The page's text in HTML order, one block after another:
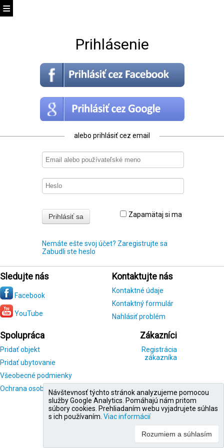
Prihlásenie
alebo prihlásiť cez email
Zapamätaj si ma
Nemáte ešte svoj účet? Zaregistrujte sa
Zabudli ste heslo
Sledujte nás
Facebook
YouTube
Kontaktujte nás
Kontaktné údaje
Kontaktný formulár
Nahlásiť problém
Spolupráca
Pridať objekt
Pridať ubytovanie
Všeobecné podmienky
Ochrana osobných údajov
Zákazníci
Registrácia
zákazníka
Návštevnosť týchto stránok analyzujeme pomocou
služby Google Analytics. Pomáhajú nám pritom
súbory cookies. Prehliadaním webu vyjadrujete súhlas
s ich používaním. Viac informácií